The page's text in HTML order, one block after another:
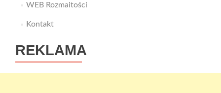
WEB Rozmaitości
Kontakt
REKLAMA